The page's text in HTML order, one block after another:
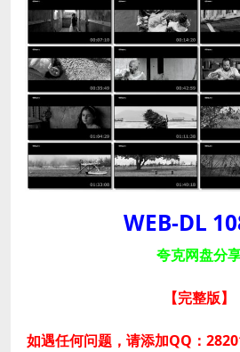
WEB-DL
夸克网盘分
【完整版】
如遇任何问题，请添加QQ：